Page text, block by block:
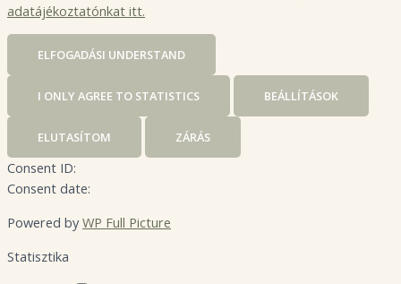
adatájékoztatónkat itt.
ELFOGADÁSI UNDERSTAND
I ONLY AGREE TO STATISTICS BEÁLLÍTÁSOK
ELUTASÍTOM ZÁRÁS
Consent ID:
Consent date:
Powered by WP Full Picture
Statisztika